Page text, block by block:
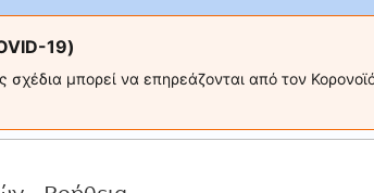
19)
σχέδια μπορεί να επηρεάζονται από τον